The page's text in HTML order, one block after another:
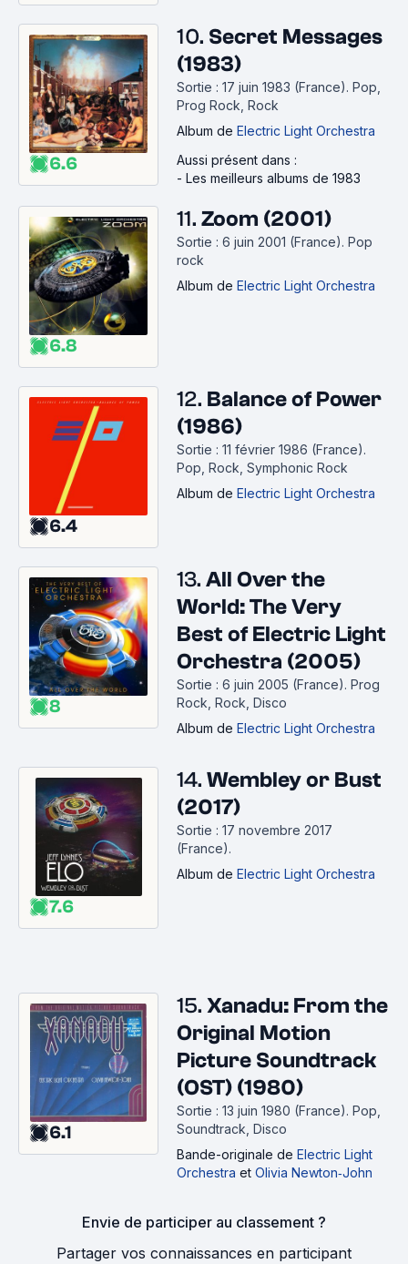
6.6
10. Secret Messages
(1983)
Sortie : 17 juin 1983 (France). Pop,
Prog Rock, Rock
Album de Electric Light Orchestra
Aussi présent dans :
- Les meilleurs albums de 1983
6.8
11. Zoom (2001)
Sortie : 6 juin 2001 (France). Pop
rock
Album de Electric Light Orchestra
6.4
12. Balance of Power
(1986)
Sortie : 11 février 1986 (France).
Pop, Rock, Symphonic Rock
Album de Electric Light Orchestra
8
13. All Over the
World: The Very
Best of Electric Light
Orchestra (2005)
Sortie : 6 juin 2005 (France). Prog
Rock, Rock, Disco
Album de Electric Light Orchestra
7.6
14. Wembley or Bust
(2017)
Sortie : 17 novembre 2017
(France).
Album de Electric Light Orchestra
6.1
15. Xanadu: From the
Original Motion
Picture Soundtrack
(OST) (1980)
Sortie : 13 juin 1980 (France). Pop,
Soundtrack, Disco
Bande-originale de Electric Light
Orchestra et Olivia Newton‐John
Envie de participer au classement ?
Partager vos connaissances en participant